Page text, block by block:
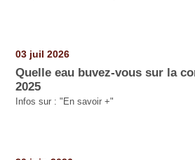
03 juil 2026
Quelle eau buvez-vous sur la
2025
Infos sur : "En savoir +"